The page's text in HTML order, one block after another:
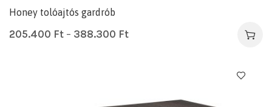
Honey tolóajtós gardrób
205.400 Ft – 388.300 Ft